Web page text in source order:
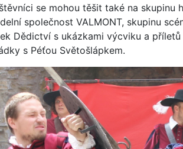
se mohou těšit také na skupinu
společnost VALMONT, skupinu
Dědictví s ukázkami výcviku a
s Péťou Světošlápkem.